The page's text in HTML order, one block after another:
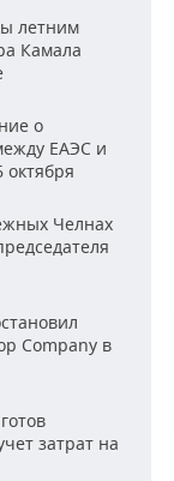
летним
Камала
о
ЕАЭС и
октября
Челнах
Company в
затрат на